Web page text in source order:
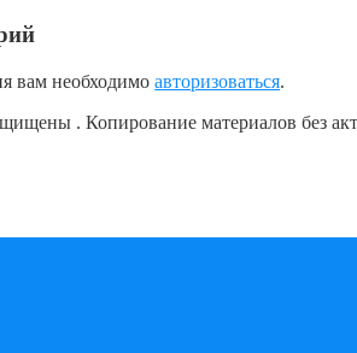
вам необходимоавторизоваться.
. Копирование материалов без